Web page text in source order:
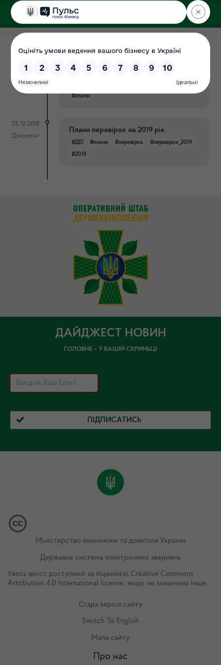
ДЕРЖЕКОІНСПЕКЦІЯ
18.10.2022
Документ
державного ринкового нагляду на
#плани
25.12.2018
Документ
Плани перевірок на 2019 рік
#ДЕІ #плани #перевірка
#перевірки_2019
#2019
ДАЙДЖЕСТ НОВИН
ГОЛОВНЕ – У ВАШІЙ СКРИНЬЦІ
ПІДПИСАТИСЬ
Міністерство економіки та довкілля України
Державна система електронних звернень
Увесь вміст доступний за ліцензією Creative Commons
Attribution 4.0 International license, якщо не зазначено інше.
Стара версія сайту
Switch To English
Мапа сайту
Про нас